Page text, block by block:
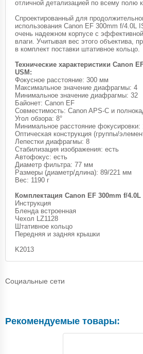
отличной детализацией по всему полю
Спроектированный для
использования Canon EF 300mm f/4.0L
очень надежном корпусе с
влаги. Учитывая вес этого объектива,
в комплект поставки штативное кольцо.
Технические характеристики Canon
USM:
Фокусное расстояние: 300 мм
Максимальное значение диафрагмы: 4
Минимальное значение диафрагмы: 32
Байонет: Canon EF
Совместимость: Canon APS-C и
Угол обзора: 8°
Минимальное расстояние фокусировки:
Оптическая конструкция (группы/
Лепестки диафрагмы: 8
Стабилизация изображения: есть
Автофокус: есть
Диаметр фильтра: 77 мм
Размеры (диаметр/длина): 89/221 мм
Вес: 1190 г
Комплектация Canon EF 300mm f/4.0L
Инструкция
Бленда встроенная
Чехол LZ1128
Штативное кольцо
Передняя и задняя крышки
K2013
Социальные сети
Рекомендуемые товары: